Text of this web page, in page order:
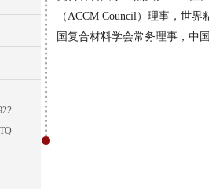
（ACCM Council）理事，世
国复合材料学会常务理事，中